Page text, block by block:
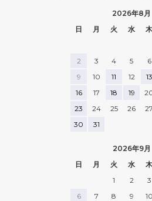
2026年8月
日
月 火 水 木
2
3 4 5 6
9
10 11 12 13
16
17 18 19
23
24 25 26 27
30
31
2026年9月
日
月 火 水 木
1
2 3
6
7 8 9 10